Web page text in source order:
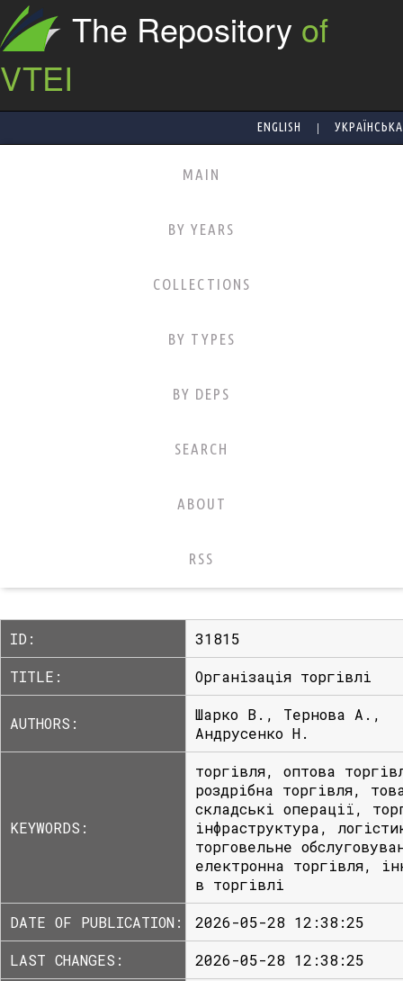
The Repository of
VTEI
ENGLISH | УКРАЇНСЬКА
MAIN
BY YEARS
COLLECTIONS
BY TYPES
BY DEPS
SEARCH
ABOUT
RSS
ID:
31815
TITLE:
Організація торгівлі
AUTHORS:
Шарко В., Тернова А.,
Андрусенко Н.
KEYWORDS:
торгівля, оптова
роздрібна торгівля,
складські операції,
інфраструктура,
торговельне
електронна торгівля,
в торгівлі
DATE OF PUBLICATION:
2026-05-28 12:38:25
LAST CHANGES:
2026-05-28 12:38:25